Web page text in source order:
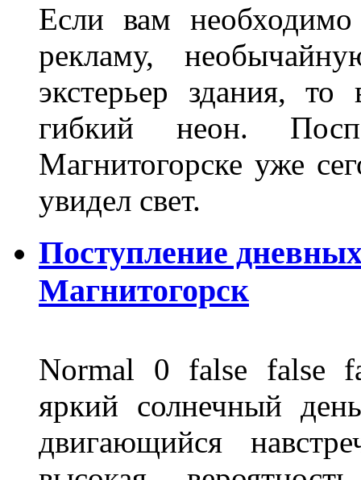
Если вам
рекламу,
экстерьер здания,
гибкий неон.
Магнитогорске уже
увидел свет.
Поступление
Магнитогорск
Normal 0 false false
яркий солнечный
двигающийся